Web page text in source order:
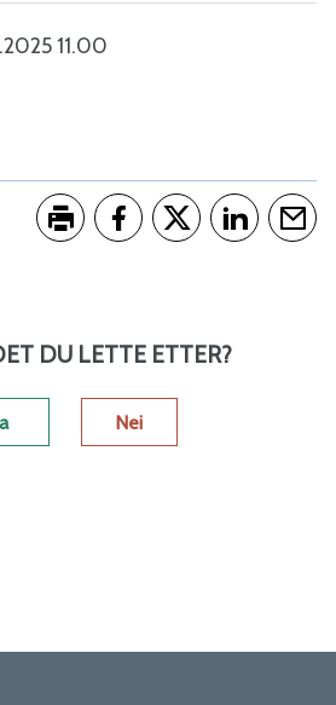
11.00
DU LETTE ETTER?
Nei